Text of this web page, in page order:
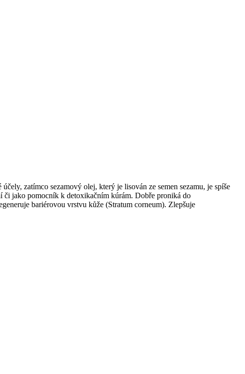
zatímco sezamový olej, který je lisován ze semen sezamu, je spíše
či jako pomocník k detoxikačním kúrám. Dobře proniká do
bariérovou vrstvu kůže (Stratum corneum). Zlepšuje